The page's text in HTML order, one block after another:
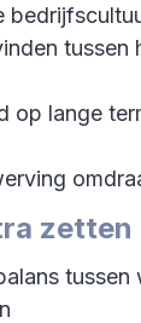
tussen
op lange
zetten
tussen